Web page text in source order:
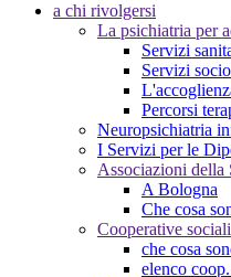
a chi rivolgersi
La psichiatria per
Servizi
Servizi
Percorsi
Neuropsichiatria
I Servizi per le
Associazioni della
A Bologna
Che cosa
Cooperative sociali
che cosa
elenco